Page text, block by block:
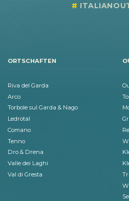
ORTSCHAFTEN
Riva del Garda
Arco
Torbole sul Garda & Nago
Ledrotal
Comano
Tenno
Dro & Drena
Valle dei Laghi
Val di Gresta